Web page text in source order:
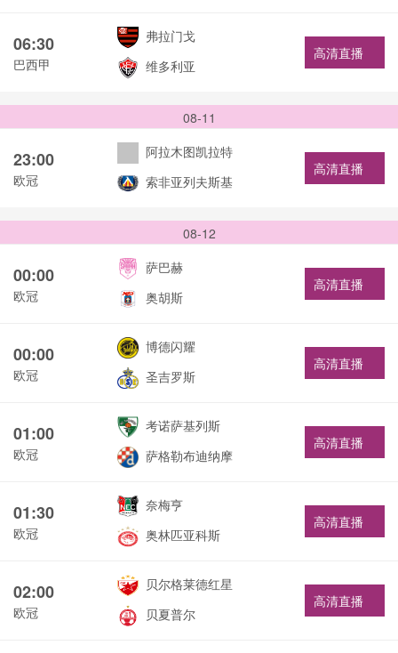
06:30
巴西甲
弗拉门戈
维多利亚
高清直播
08-11
23:00
欧冠
阿拉木图凯拉特
索非亚列夫斯基
高清直播
08-12
00:00
欧冠
萨巴赫
奥胡斯
高清直播
00:00
欧冠
博德闪耀
圣吉罗斯
高清直播
01:00
欧冠
考诺萨基列斯
萨格勒布迪纳摩
高清直播
01:30
欧冠
奈梅亨
奥林匹亚科斯
高清直播
02:00
欧冠
贝尔格莱德红星
贝夏普尔
高清直播